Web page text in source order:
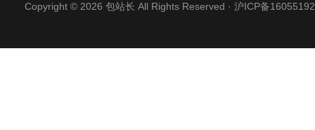
Copyright © 2026 包站长 All Rights Reserved · 沪ICP备